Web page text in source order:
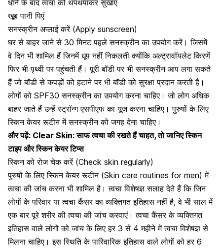
धोने के बाद त्वचा को थपथपाकर सुखाएं
खूब पानी पिएं
सनस्क्रीन अप्लाई करें (Apply sunscreen)
घर से बाहर जाने से 30 मिनट पहले सनस्क्रीन का उपयोग करें। जिसमें
वे दिन भी शामिल हैं जिनमें धूप नहीं निकलती क्योंकि अल्ट्रावॉयलेट किरणें
फिर भी पृथ्वी पर पहुंचती हैं। पूरी बॉडी पर भी सनस्क्रीन आप लगा सकते
हैं जो बॉडी से कपड़ों को हटाने पर भी बॉडी को सुरक्षा प्रदान करती है।
लोगों को SPF30सनस्क्रीन का उपयोग करना चाहिए । जो लोग अधिक
बाहर जाते हैं उन्हें स्ट्रॉन्ग एसपीएफ का यूज करना चाहिए। पुरुषों के लिए
स्किन केयर रूटीन में सनस्क्रीन को जगह देना चाहिए।
और पढ़ें: Clear Skin: साफ त्वचा की रखते हैं चाहत, तो जानिए स्किन
टाइप और स्किन केयर टिप्स
स्किन को रोज चेक करें (Check skin regularly)
पुरुषों के लिए स्किन केयर रूटीन (Skin care routines for men) में
त्वचा की जांच करना भी शामिल है। त्वचा विशेषज्ञ सलाह देते हैं कि जिन
लोगों के परिवार या त्वचा कैंसर का व्यक्तिगत इतिहास नहीं है, वे भी साल में
एक बार पूरे शरीर की त्वचा की जांच करवाएं। त्वचा कैंसर के व्यक्तिगत
इतिहास वाले लोगों को जांच के लिए हर 3 से 4 महीने में त्वचा विशेषज्ञ से
मिलना चाहिए।इस स्थिति के पारिवारिक इतिहास वाले लोगों को हर 6